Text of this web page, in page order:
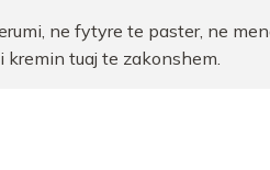
ne fytyre te paster, ne
kremin tuaj te zakonshem.